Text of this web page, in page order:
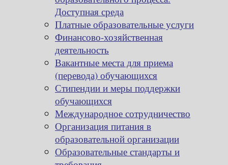
Доступная среда
Платные образовательные услуги
Финансово-хозяйственная
деятельность
Вакантные места для приема
(перевода) обучающихся
Стипендии и меры поддержки
обучающихся
Международное сотрудничество
Организация питания в
образовательной организации
Образовательные стандарты и